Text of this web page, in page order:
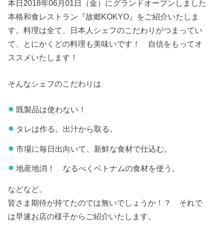
本日2018年06月01日（金）にグランドオープンしました
本格和食レストラン『故郷KOKYO』をご紹介いたしま
す。料理は全て、日本人シェフのこだわりがつまってい
て、とにかくどの料理も美味いです！ 自信をもってオ
ススメいたします！
そんなシェフのこだわりは
既製品は使わない！
タレは作る。出汁から取る。
市場に毎日出向いて、新鮮な食材で仕込む。
地産地消！ なるべくベトナムの食材を使う。
などなど。
皆さま期待が持てたのでは無いでしょうか！？ それで
は早速お店の様子からご紹介いたします。